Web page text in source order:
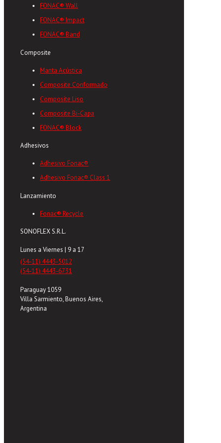
FONAC® Wall
FONAC® Impact
FONAC® Band
Composite
Manta Acústica
Composite Conformado
Composite Liso
Composite Bi-Capa
FONAC® Block
Adhesivos
Adhesivo Fonac®
Adhesivo Fonac® Class 1
Lanzamiento
Fonac® Recycle
SONOFLEX S.R.L.
Lunes a Viernes | 9 a 17
(54-11) 4443-5012
(54-11) 4443-6731
Paraguay 1059
Villa Sarmiento, Buenos Aires,
Argentina